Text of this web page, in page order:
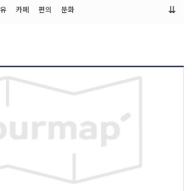
[하절기(3월~10월)]
연면적 9,661㎡
약 1시간
카페 편의 문화 ⇊